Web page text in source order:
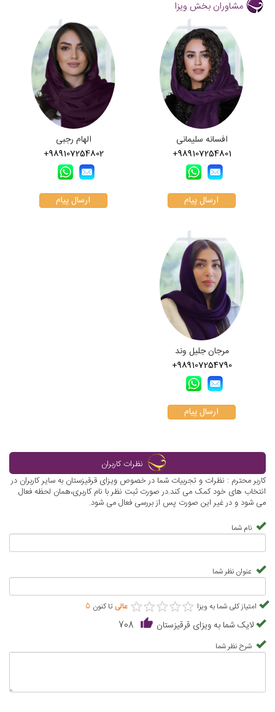
مشاوران بخش ویزا
افسانه سلیمانی
+989107254801
ارسال پیام
الهام رجبی
+989107254802
ارسال پیام
مرجان جلیل وند
+989107254790
ارسال پیام
نظرات کاربران
کاربر محترم : نظرات و تجربیات شما در خصوص ویزای قرقیزستان به سایر کاربران در
انتخاب های خود کمک می کند.در صورت ثبت نظر با نام کاربری،همان لحظه فعال
می شود و در غیر این صورت پس از بررسی فعال می شود.
نام شما
عنوان نظر شما
امتیاز کلی شما به ویزا ★★★★★
★★★★★ عالی تا کنون 5
لایک شما به ویزای قرقیزستان 708
شرح نظر شما